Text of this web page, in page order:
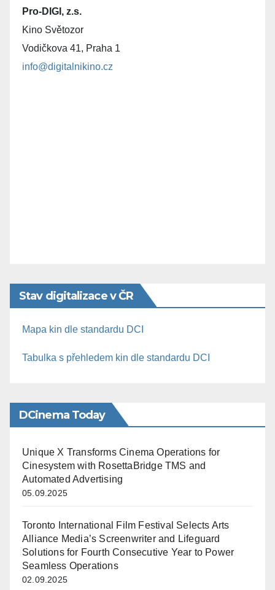
Pro-DIGI, z.s.
Kino Světozor
Vodičkova 41, Praha 1
info@digitalnikino.cz
Stav digitalizace v ČR
Mapa kin dle standardu DCI
Tabulka s přehledem kin dle standardu DCI
DCinema Today
Unique X Transforms Cinema Operations for
Cinesystem with RosettaBridge TMS and
Automated Advertising
05.09.2025
Toronto International Film Festival Selects Arts
Alliance Media’s Screenwriter and Lifeguard
Solutions for Fourth Consecutive Year to Power
Seamless Operations
02.09.2025